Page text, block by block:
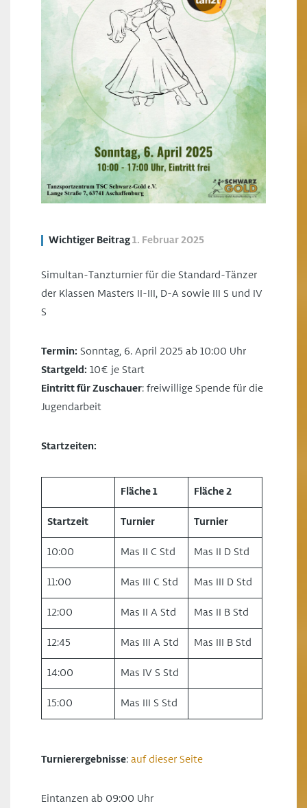
Wichtiger Beitrag1. Februar 2025
Simultan-Tanzturnier für die Standard-Tänzer
der Klassen Masters II-III, D-A sowie III S und IV
S
Termin: Sonntag, 6. April 2025 ab 10:00 Uhr
Startgeld: 10€ je Start
Eintritt für Zuschauer: freiwillige Spende für die
Jugendarbeit
Startzeiten:
Fläche 1 Fläche 2
Startzeit Turnier Turnier
10:00 Mas II C Std Mas II D Std
11:00 Mas III C Std Mas III D Std
12:00 Mas II A Std Mas II B Std
12:45 Mas III A Std Mas III B Std
14:00 Mas IV S Std
15:00 Mas III S Std
Turnierergebnisse: auf dieser Seite
Eintanzen ab 09:00 Uhr